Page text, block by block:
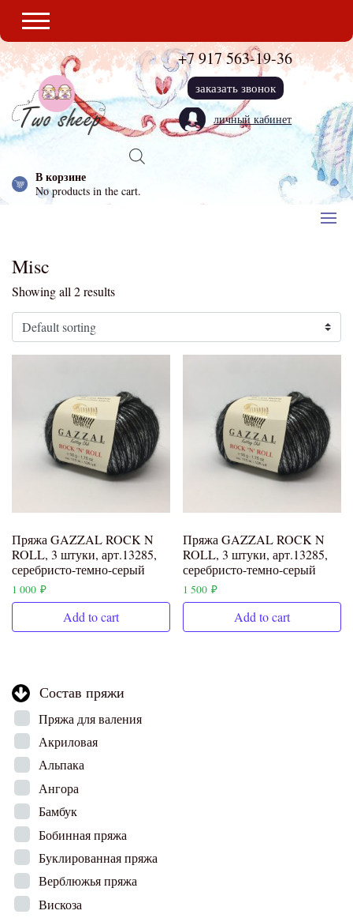
+7 917563-19-36
заказать звонок
личный кабинет
В корзине
No products in the cart.
Состав пряжи
Пряжа для валения
Акриловая
Альпака
Ангора
Бамбук
Бобинная пряжа
Буклированная пряжа
Верблюжья пряжа
Вискоза
Misc
Showing all 2 results
Пряжа GAZZAL ROCK N
ROLL, 3 штуки, арт.13285,
серебристо-темно-серый
1 000 ₽
Add to cart
Пряжа GAZZAL ROCK N
ROLL, 3 штуки, арт.13285,
серебристо-темно-серый
1 500₽
Add to cart